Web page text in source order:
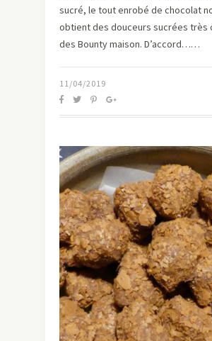
sucré, le tout enrobé de chocolat
obtient des douceurs sucrées très
des Bounty maison. D’accord……
11/04/2019